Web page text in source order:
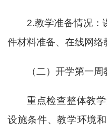
2.教学准备情况：
件材料准备、在线网络
（二）开学第一
重点检查整体教
设施条件、教学环境